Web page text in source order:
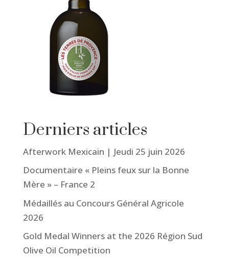
Derniers articles
Afterwork Mexicain | Jeudi 25 juin 2026
Documentaire « Pleins feux sur la Bonne
Mère » – France 2
Médaillés au Concours Général Agricole
2026
Gold Medal Winners at the 2026 Région Sud
Olive Oil Competition